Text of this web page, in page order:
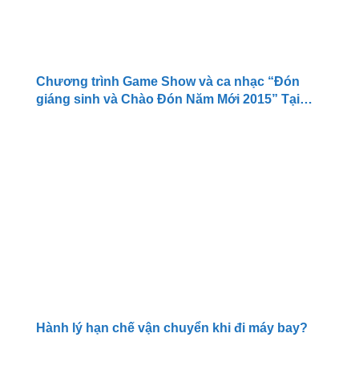
Chương trình Game Show và ca nhạc “Đón
giáng sinh và Chào Đón Năm Mới 2015” Tại
Hành lý hạn chế vận chuyển khi đi máy bay?